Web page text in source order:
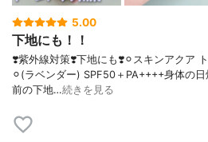
5.00
下地にも！！
❣️紫外線対策❣️下地にも❣️⚪︎スキンアクア
⚪︎(ラベンダー) SPF50＋PA++++身体の
前の下地…続きを見る